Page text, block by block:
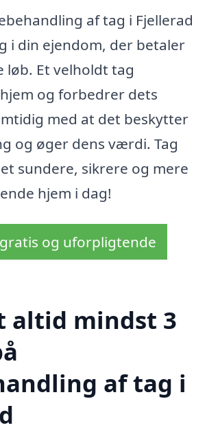
af tag i Fjellerad
i din ejendom, der betaler
løb. Et velholdt tag
og forbedrer dets
med at det beskytter
og øger dens værdi. Tag
sundere, sikrere og mere
hjem i dag!
og uforpligtende
altid mindst 3
af tag i